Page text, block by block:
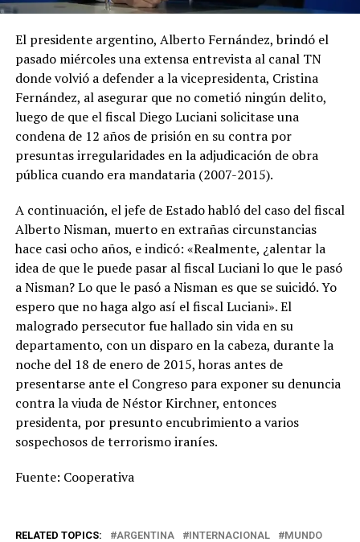
El presidente argentino, Alberto Fernández, brindó el
pasado miércoles una extensa entrevista al canal TN
donde volvió a defender a la vicepresidenta, Cristina
Fernández, al asegurar que no cometió ningún delito,
luego de que el fiscal Diego Luciani solicitase una
condena de 12 años de prisión en su contra por
presuntas irregularidades en la adjudicación de obra
pública cuando era mandataria (2007-2015).
A continuación, el jefe de Estado habló del caso del fiscal
Alberto Nisman, muerto en extrañas circunstancias
hace casi ocho años, e indicó: «Realmente, ¿alentar la
idea de que le puede pasar al fiscal Luciani lo que le pasó
a Nisman? Lo que le pasó a Nisman es que se suicidó. Yo
espero que no haga algo así el fiscal Luciani». El
malogrado persecutor fue hallado sin vida en su
departamento, con un disparo en la cabeza, durante la
noche del 18 de enero de 2015, horas antes de
presentarse ante el Congreso para exponer su denuncia
contra la viuda de Néstor Kirchner, entonces
presidenta, por presunto encubrimiento a varios
sospechosos de terrorismo iraníes.
Fuente: Cooperativa
RELATED TOPICS: ARGENTINA INTERNACIONAL MUNDO